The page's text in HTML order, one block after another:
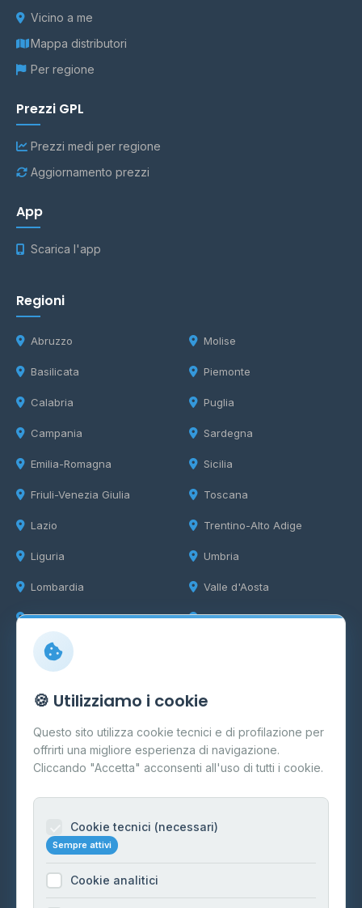
Vicino a me
Mappa distributori
Per regione
Prezzi GPL
Prezzi medi per regione
Aggiornamento prezzi
App
Scarica l'app
Regioni
Abruzzo
Basilicata
Calabria
Campania
Emilia-Romagna
Friuli-Venezia Giulia
Lazio
Liguria
Lombardia
Marche
Molise
Piemonte
Puglia
Sardegna
Sicilia
Toscana
Trentino-Alto Adige
Umbria
Valle d'Aosta
Veneto
Info
Cos'è il GPL
FAQ
Contatti
Informazioni legali
Cookie Policy
🍪 Utilizziamo i cookie
Questo sito utilizza cookie tecnici e di profilazione per
offrirti una migliore esperienza di navigazione.
Cliccando "Accetta" acconsenti all'uso di tutti i cookie.
Cookie tecnici (necessari)
Sempre attivi
Cookie analitici